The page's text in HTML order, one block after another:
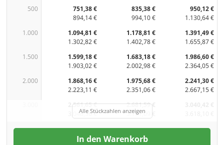
500
751,38 €
894,14 €
835,38 €
994,10 €
950,12 €
1.130,64 €
1.000
1.094,81 €
1.302,82 €
1.178,81 €
1.402,78 €
1.391,49 €
1.655,87 €
1.500
1.599,18 €
1.903,02 €
1.683,18 €
2.002,98 €
1.986,60 €
2.364,05 €
2.000
1.868,16 €
2.223,11 €
1.975,68 €
2.351,06 €
2.241,30 €
2.667,15 €
2.561,65 €
3.048,36 €
2.681,59 €
3.191,09 €
Alle Stückzahlen anzeigen
In den Warenkorb